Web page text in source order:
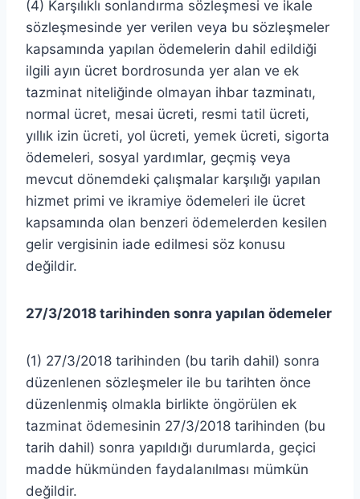
(4) Karşılıklı sonlandırma sözleşmesi ve ikale
sözleşmesinde yer verilen veya bu sözleşmeler
kapsamında yapılan ödemelerin dahil edildiği
ilgili ayın ücret bordrosunda yer alan ve ek
tazminat niteliğinde olmayan ihbar tazminatı,
normal ücret, mesai ücreti, resmi tatil ücreti,
yıllık izin ücreti, yol ücreti, yemek ücreti, sigorta
ödemeleri, sosyal yardımlar, geçmiş veya
mevcut dönemdeki çalışmalar karşılığı yapılan
hizmet primi ve ikramiye ödemeleri ile ücret
kapsamında olan benzeri ödemelerden kesilen
gelir vergisinin iade edilmesi söz konusu
değildir.
27/3/2018 tarihinden sonra yapılan ödemeler
(1) 27/3/2018 tarihinden (bu tarih dahil) sonra
düzenlenen sözleşmeler ile bu tarihten önce
düzenlenmiş olmakla birlikte öngörülen ek
tazminat ödemesinin 27/3/2018 tarihinden (bu
tarih dahil) sonra yapıldığı durumlarda, geçici
madde hükmünden faydalanılması mümkün
değildir.